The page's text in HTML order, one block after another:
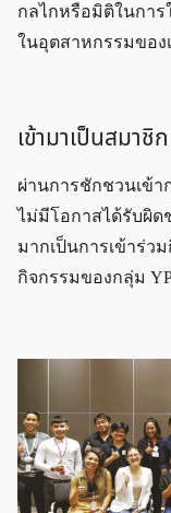
กลไกหรือมิติในกา
ในอุตสาหกรรมของ
เข้ามาเป็นสมาชิ
ผ่านการชักชวนเข้า
ไม่มีโอกาสได้รับผิด
มากเป็นการเข้าร่ว
กิจกรรมของกลุ่ม